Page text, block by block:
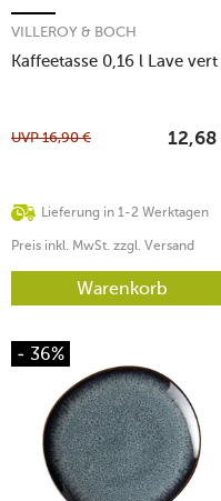
Kaffeetasse 0,16 l Lave vert
VILLEROY & BOCH
Lieferung in 1-2 Werktagen
UVP16,90 € 12,68
Preis inkl. MwSt. zzgl. Versand
Warenkorb
- 36%